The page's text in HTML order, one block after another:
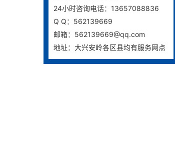
24小时咨询电话：13657088836
Q Q：562139669
邮箱：562139669@qq.com
地址：大兴安岭各区县均有服务网点